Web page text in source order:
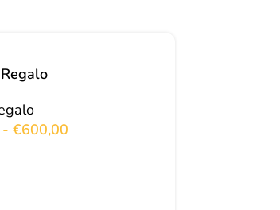
- €600,00